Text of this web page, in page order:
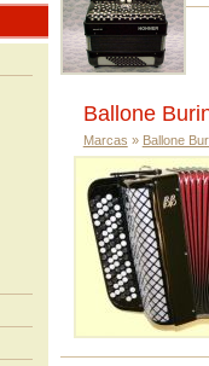
Ballone
Marcas » Ballone